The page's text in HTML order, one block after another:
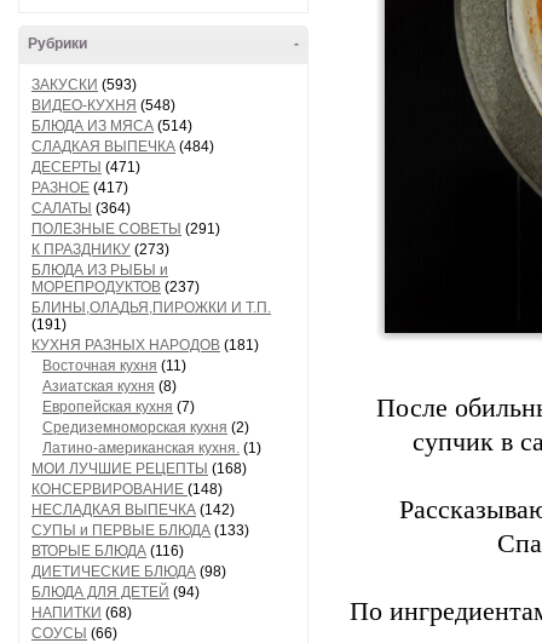
-
Рубрики
ЗАКУСКИ (593)
ВИДЕО-КУХНЯ (548)
БЛЮДА ИЗ МЯСА (514)
СЛАДКАЯ ВЫПЕЧКА (484)
ДЕСЕРТЫ (471)
РАЗНОЕ (417)
САЛАТЫ (364)
ПОЛЕЗНЫЕ СОВЕТЫ (291)
К ПРАЗДНИКУ (273)
БЛЮДА ИЗ РЫБЫ и
МОРЕПРОДУКТОВ (237)
БЛИНЫ,ОЛАДЬЯ,ПИРОЖКИ И Т.П.
(191)
КУХНЯ РАЗНЫХ НАРОДОВ (181)
Восточная кухня (11)
Азиатская кухня (8)
Европейская кухня (7)
Средиземноморская кухня (2)
Латино-американская кухня. (1)
МОИ ЛУЧШИЕ РЕЦЕПТЫ (168)
КОНСЕРВИРОВАНИЕ (148)
НЕСЛАДКАЯ ВЫПЕЧКА (142)
СУПЫ и ПЕРВЫЕ БЛЮДА (133)
ВТОРЫЕ БЛЮДА (116)
ДИЕТИЧЕСКИЕ БЛЮДА (98)
БЛЮДА ДЛЯ ДЕТЕЙ (94)
НАПИТКИ (68)
СОУСЫ (66)
После
супчик в
По